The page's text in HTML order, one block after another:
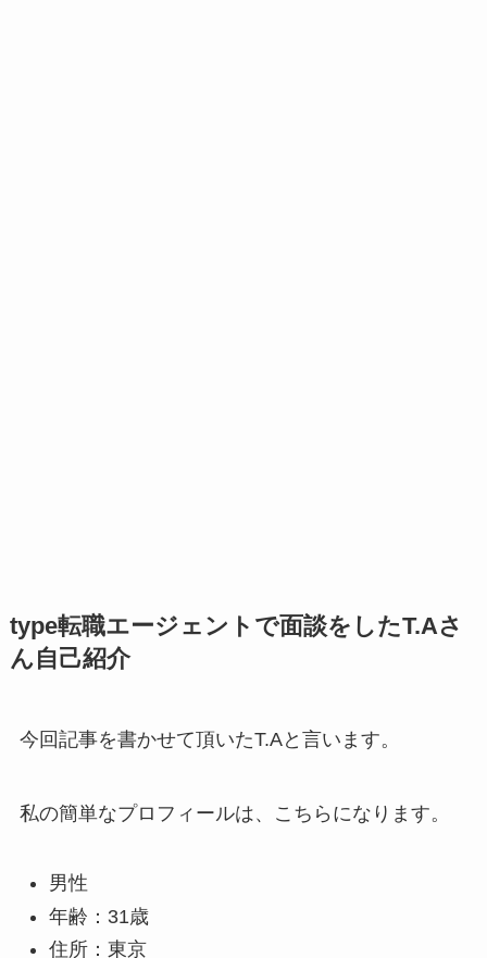
type転職エージェントで面談をしたT.Aさ
ん自己紹介
今回記事を書かせて頂いたT.Aと言います。
私の簡単なプロフィールは、こちらになります。
男性
年齢：31歳
住所：東京